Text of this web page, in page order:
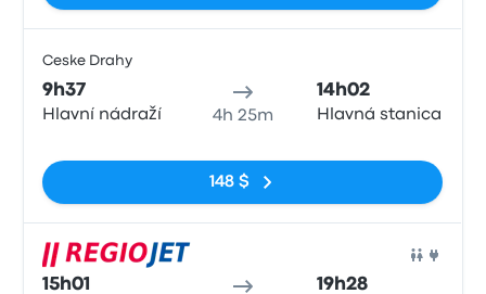
Ceske Drahy
9h37
Hlavní nádraží 4h 25m
14h02
Hlavná stanica
148 $
15h01 19h28